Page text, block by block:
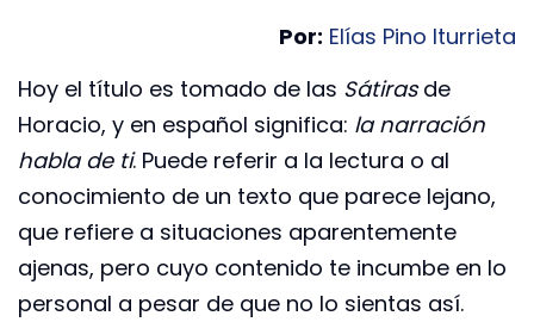
Por: Elías Pino Iturrieta
Hoy el título es tomado de las Sátirasde
Horacio, y en español significa: la narración
habla de ti. Puede referir a la lectura o al
conocimiento de un texto que parece lejano,
que refiere a situaciones aparentemente
ajenas, pero cuyo contenido te incumbe en lo
personal a pesar de que no lo sientas así.